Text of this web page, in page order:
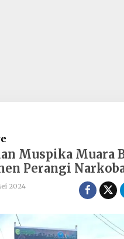
Berkomitmen
Muspika Muara
Perangi
2024